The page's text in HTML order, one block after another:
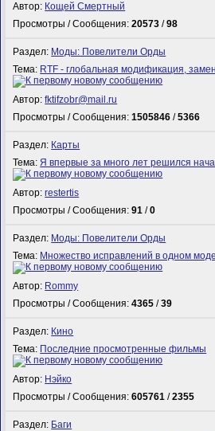
Автор: Кощей Смертный
Просмотры / Сообщения:20573 /98
Раздел: Моды: Повелители Орды
Тема: RTF - глобальная модификация,
Автор:fktifzobr@mail.ru
Просмотры / Сообщения:1505846 /5366
Раздел: Карты
Тема:Я впервые за много лет решился
Автор:restertis
Просмотры / Сообщения:91 /0
Раздел: Моды: Повелители Орды
Тема: Множество исправлений в одном
Автор: Rommy
Просмотры / Сообщения:4365 /39
Раздел: Кино
Тема: Последние просмотренные фильмы
Автор: Нэйко
Просмотры / Сообщения:605761 /2355
Раздел: Баги